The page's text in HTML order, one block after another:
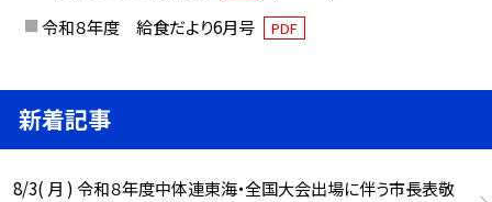
令和８年度 給食だより6月号
PDF
新着記事
8/3( 月 ) 令和８年度中体連東海・全国大会出場に伴う市長表敬